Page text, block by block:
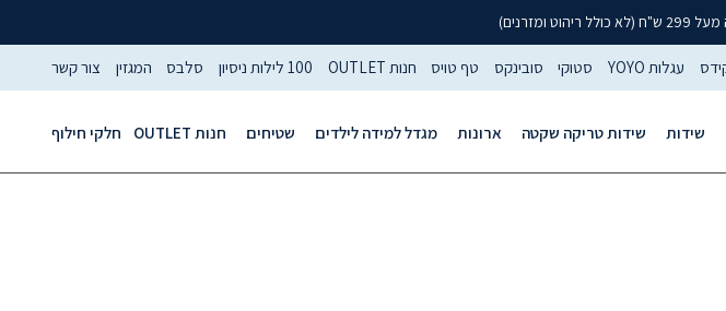
עגלות YOYO סטוקי סובינקס טף טויס חנות OUTLET 100 לילות ניסיון סלבס המגזין צור קשר
שידות שידות טריקה שקטה ארונות מגדל למידה לילדים שטיחים חנות OUTLET חלקי חילוף